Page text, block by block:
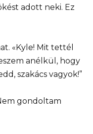
adott neki. Ez
«Kyle! Mit tettél
anélkül, hogy
szakács vagyok!”
gondoltam